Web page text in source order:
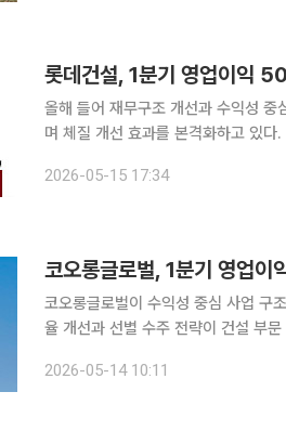
롯데건설, 1분기 영업이익
올해 들어 재무구조 개선과 수익성 중
며 체질 개선 효과를 본격화하고 있
설의 올해 1분기 연결 기준 매출액은
2026-05-15 17:34
코오롱글로벌, 1분기 영업
코오롱글로벌이 수익성 중심 사업 구
율 개선과 선별 수주 전략이 건설 부
업이익 220억원을 기록했다고 14일
2026-05-14 10:11